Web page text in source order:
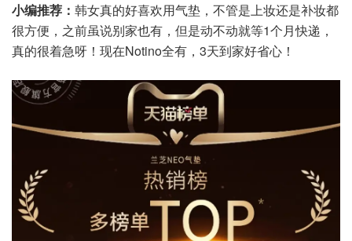
小编推荐： 韩女真的好喜欢用气垫，不管是上妆还是补妆都
很方便，之前虽说别家也有，但是动不动就等1个月快递，
真的很着急呀！现在Notino全有，3天到家好省心！